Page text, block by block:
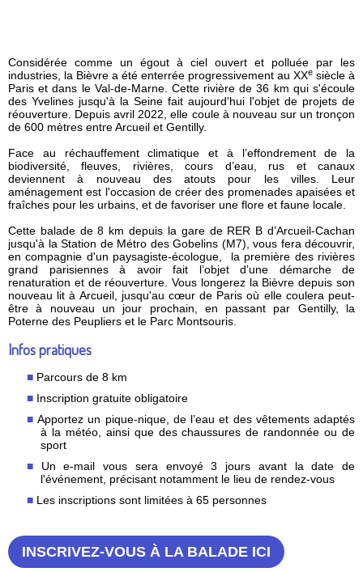
Considérée comme un égout à ciel ouvert et polluée par les
industries, la Bièvre a été enterrée progressivement au XXe siècle à
Paris et dans le Val-de-Marne. Cette rivière de 36 km qui s'écoule
des Yvelines jusqu'à la Seine fait aujourd'hui l'objet de projets de
réouverture. Depuis avril 2022, elle coule à nouveau sur un tronçon
de 600 mètres entre Arcueil et Gentilly.
Face au réchauffement climatique et à l’effondrement de la
biodiversité, fleuves, rivières, cours d’eau, rus et canaux
deviennent à nouveau des atouts pour les villes. Leur
aménagement est l'occasion de créer des promenades apaisées et
fraîches pour les urbains, et de favoriser une flore et faune locale.
Cette balade de 8 km depuis la gare de RER B d’Arcueil-Cachan
jusqu'à la Station de Métro des Gobelins (M7), vous fera découvrir,
en compagnie d'un paysagiste-écologue, la première des rivières
grand parisiennes à avoir fait l’objet d’une démarche de
renaturation et de réouverture. Vous longerez la Bièvre depuis son
nouveau lit à Arcueil, jusqu'au cœur de Paris où elle coulera peut-
être à nouveau un jour prochain, en passant par Gentilly, la
Poterne des Peupliers et le Parc Montsouris.
Infos pratiques
Parcours de 8 km
Inscription gratuite obligatoire
Apportez un pique-nique, de l’eau et des vêtements adaptés
à la météo, ainsi que des chaussures de randonnée ou de
sport
Un e-mail vous sera envoyé 3 jours avant la date de
l'événement, précisant notamment le lieu de rendez-vous
Les inscriptions sont limitées à 65 personnes
INSCRIVEZ-VOUS À LA BALADE ICI